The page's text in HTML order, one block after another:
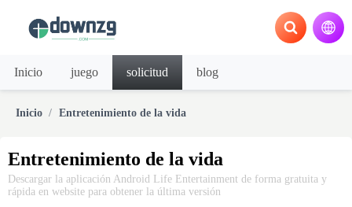
Inicio juego solicitud blog
Inicio Entretenimiento de la vida
Entretenimiento de la vida
Descargar la aplicación Android Life Entertainment de forma gratuita y
rápida en website para obtener la última versión